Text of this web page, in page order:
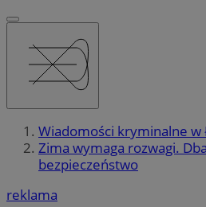
Wiadomości kryminalne w
Zima wymaga rozwagi.
bezpieczeństwo
reklama